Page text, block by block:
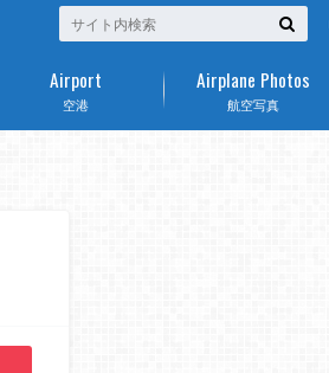
空港
Airport
航空写真
Airplane Photos